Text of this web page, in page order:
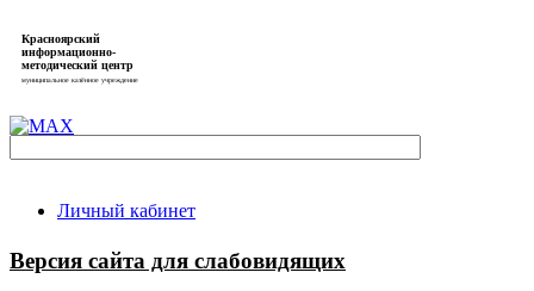
Красноярский
информационно-
методический центр
муниципальное казённое учреждение
Личный кабинет
Версия сайта для слабовидящих